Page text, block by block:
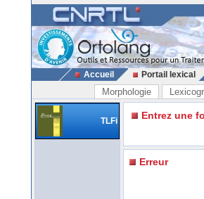
Accueil Portail lexical
Morphologie
TLFi Entrez une
Erreur